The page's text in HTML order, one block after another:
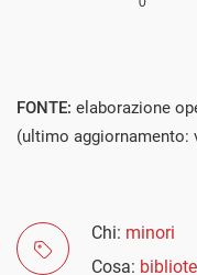
FONTE: elaborazione
(ultimo aggiornamento:
Chi: minori
Cosa: